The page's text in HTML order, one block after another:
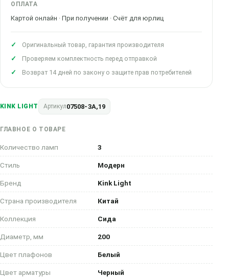
KINK LIGHT Артикул07508-3A,19
ГЛАВНОЕ О ТОВАРЕ
Количество ламп 3
Стиль Модерн
Бренд Kink Light
Страна производителя Китай
Коллекция Сида
Диаметр, мм 200
Цвет плафонов Белый
Цвет арматуры Черный
ОПЛАТА
Картой онлайн · При получении · Счёт для юрлиц
Оригинальный товар, гарантия производителя
Проверяем комплектность перед отправкой
Возврат 14 дней по закону о защите прав потребителей